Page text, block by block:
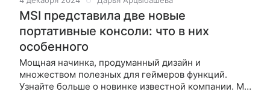
MSI представила две новые
портативные консоли: что в них
особенного
Мощная начинка, продуманный дизайн и
множеством полезных для геймеров функций.
Узнайте больше о новинке известной компании. MSI